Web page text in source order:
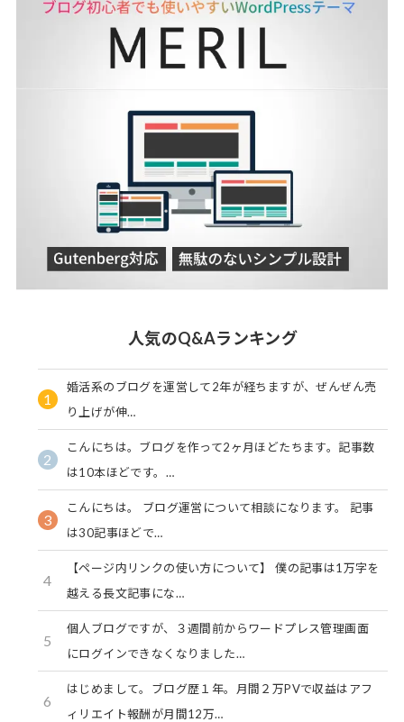
人気のQ&Aランキング
1
婚活系のブログを運営して2年が経ちますが、ぜんぜん売
り上げが伸…
2
こんにちは。ブログを作って2ヶ月ほどたちます。記事数
は10本ほどです。…
3
こんにちは。 ブログ運営について相談になります。 記事
は30記事ほどで…
4
【ページ内リンクの使い方について】 僕の記事は1万字を
越える長文記事にな…
5
個人ブログですが、３週間前からワードプレス管理画面
にログインできなくなりました…
6
はじめまして。ブログ歴１年。月間２万PVで収益はアフ
ィリエイト報酬が月間12万…